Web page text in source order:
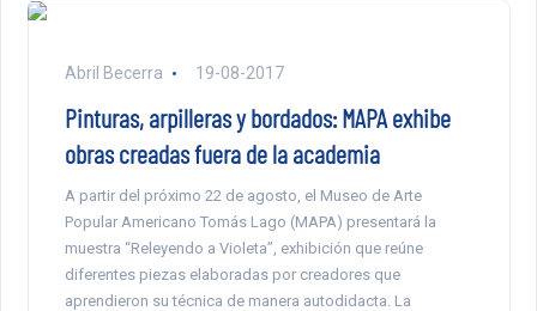
Abril Becerra 19-08-2017
Pinturas, arpilleras y bordados: MAPA exhibe
obras creadas fuera de la academia
A partir del próximo 22 de agosto, el Museo de Arte
Popular Americano Tomás Lago (MAPA) presentará la
muestra “Releyendo a Violeta”, exhibición que reúne
diferentes piezas elaboradas por creadores que
aprendieron su técnica de manera autodidacta. La